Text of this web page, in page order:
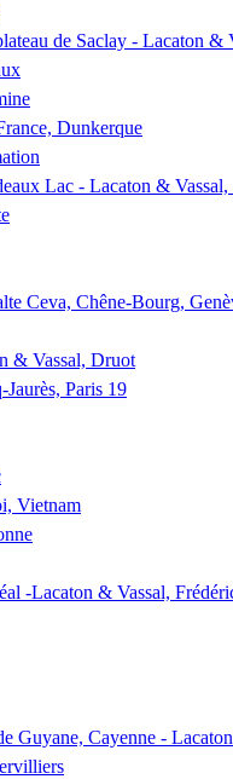
de Saclay - Lacaton &
Dunkerque
Lac - Lacaton &
Ceva, Chêne-Bourg,
& Vassal, Druot
Paris 19
Vietnam
-Lacaton & Vassal,
Guyane, Cayenne -